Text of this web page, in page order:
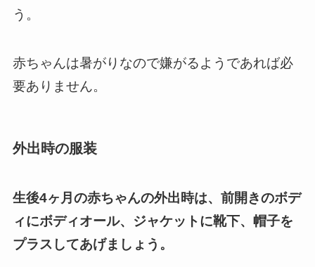
う。
赤ちゃんは暑がりなので嫌がるようであれば必
要ありません。
外出時の服装
生後4ヶ月の赤ちゃんの外出時は、前開きのボデ
ィにボディオール、ジャケットに靴下、帽子を
プラスしてあげましょう。